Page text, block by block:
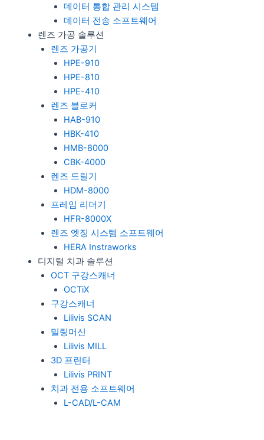
데이터 통합 관리 시스템
데이터 전송 소프트웨어
렌즈 가공 솔루션
렌즈 가공기
HPE-910
HPE-810
HPE-410
렌즈 블로커
HAB-910
HBK-410
HMB-8000
CBK-4000
렌즈 드릴기
HDM-8000
프레임 리더기
HFR-8000X
렌즈 엣징 시스템 소프트웨어
HERA Instraworks
디지털 치과 솔루션
OCT 구강스캐너
OCTiX
구강스캐너
Lilivis SCAN
밀링머신
Lilivis MILL
3D 프린터
Lilivis PRINT
치과 전용 소프트웨어
L-CAD/L-CAM